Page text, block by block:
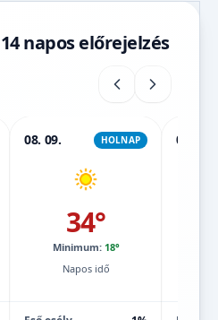
napos előrejelzés
08. 09. HOLNAP
34°
Minimum: 18°
Napos idő
08. 10.